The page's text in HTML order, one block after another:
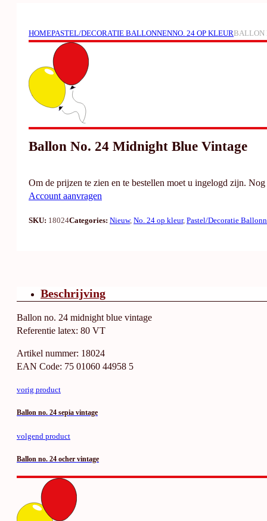
HOMEPASTEL/DECORATIE BALLONNENNO. 24 OP KLEURBALLON
Ballon No. 24 Midnight Blue Vintage
Om de prijzen te zien en te bestellen moet u ingelogd zijn. Nog
Account aanvragen
SKU: 18024Categories: Nieuw, No. 24 op kleur, Pastel/Decoratie
Beschrijving
Ballon no. 24 midnight blue vintage
Referentie latex: 80 VT
Artikel nummer: 18024
EAN Code: 75 01060 44958 5
vorig product
Ballon no. 24 sepia vintage
volgend product
Ballon no. 24 ocher vintage